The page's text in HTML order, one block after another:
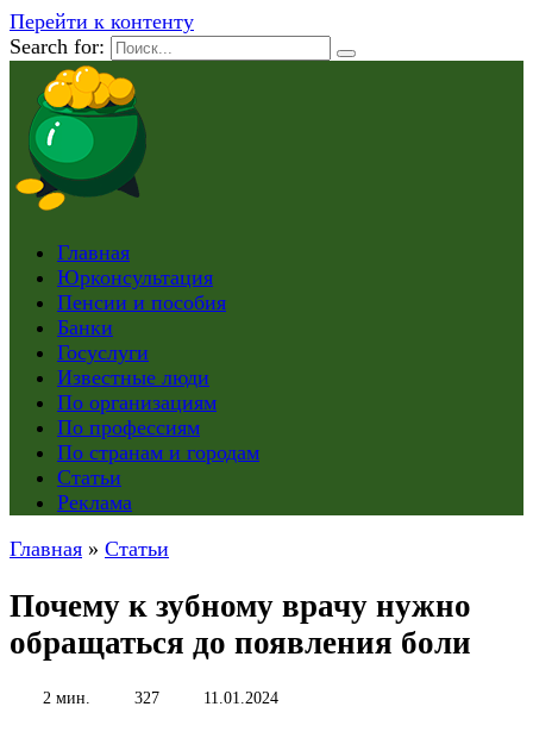
Перейти к контенту
Search for:
Главная
Юрконсультация
Пенсии и пособия
Банки
Госуслуги
Известные люди
По организациям
По профессиям
По странам и городам
Статьи
Реклама
Главная » Статьи
Почему к зубному врачу нужно
обращаться до появления боли
2 мин. 327 11.01.2024